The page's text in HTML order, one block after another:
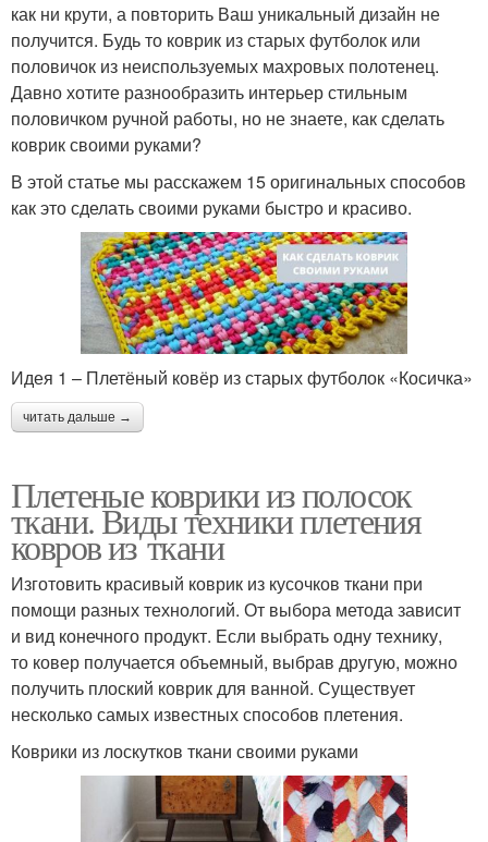
как ни крути, а повторить Ваш уникальный дизайн не
получится. Будь то коврик из старых футболок или
половичок из неиспользуемых махровых полотенец.
Давно хотите разнообразить интерьер стильным
половичком ручной работы, но не знаете, как сделать
коврик своими руками?
В этой статье мы расскажем 15 оригинальных способов
как это сделать своими руками быстро и красиво.
Идея 1 – Плетёный ковёр из старых футболок «Косичка»
читать дальше →
Плетеные коврики из полосок
ткани. Виды техники плетения
ковров из ткани
Изготовить красивый коврик из кусочков ткани при
помощи разных технологий. От выбора метода зависит
и вид конечного продукт. Если выбрать одну технику,
то ковер получается объемный, выбрав другую, можно
получить плоский коврик для ванной. Существует
несколько самых известных способов плетения.
Коврики из лоскутков ткани своими руками